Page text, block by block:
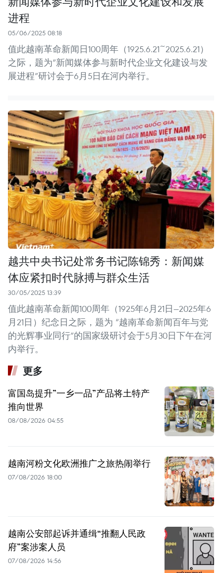
进程
05/06/2025 08:18
值此越南革命新闻日100周年（1925.6.21~2025.6.21）
之际，题为“新闻媒体参与新时代企业文化建设与发
展进程”研讨会于6月5日在河内举行。
越共中央书记处常务书记陈锦秀：新闻媒
体应紧扣时代脉搏与群众生活
30/05/2025 13:39
值此越南革命新闻100周年（1925年6月21日—2025年6
月21日）纪念日之际，题为 “越南革命新闻百年与党
的光辉事业同行”的国家级研讨会于5月30日下午在河
内举行。
更多
富国岛提升”一乡一品”产品将土特产
推向世界
08/08/2026 04:55
越南河粉文化欧洲推广之旅热闹举行
07/08/2026 18:00
越南公安部起诉并通缉“推翻人民政
府”案涉案人员
07/08/2026 14:56